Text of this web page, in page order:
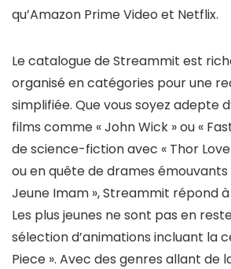
qu’Amazon Prime Video et Netflix.
Le catalogue de Streammit est
organisé en catégories pour une
simplifiée. Que vous soyez adepte
films comme « John Wick » ou «
de science-fiction avec « Thor
ou en quête de drames émouvants
Jeune Imam », Streammit répond
Les plus jeunes ne sont pas en
sélection d’animations incluant la
Piece ». Avec des genres allant de